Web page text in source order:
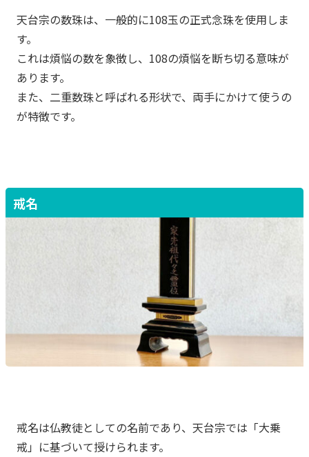
天台宗の数珠は、一般的に108玉の正式念珠を使用しま
す。
これは煩悩の数を象徴し、108の煩悩を断ち切る意味が
あります。
また、二重数珠と呼ばれる形状で、両手にかけて使うの
が特徴です。
戒名
戒名は仏教徒としての名前であり、天台宗では「大乗
戒」に基づいて授けられます。